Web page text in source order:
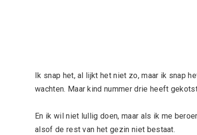
Ik snap het, al lijkt het niet zo, maar ik snap
wachten. Maar kind nummer drie heeft
En ik wil niet lullig doen, maar als ik me
alsof de rest van het gezin niet bestaat.